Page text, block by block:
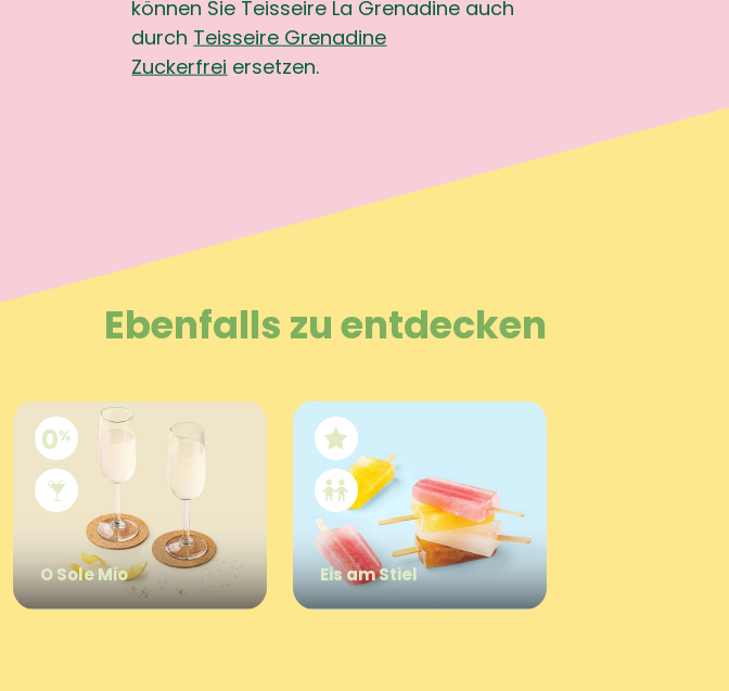
können Sie Teisseire La Grenadine auch
durch Teisseire Grenadine
Zuckerfrei ersetzen.
Ebenfalls zu entdecken
O Sole Mio Eis am Stiel